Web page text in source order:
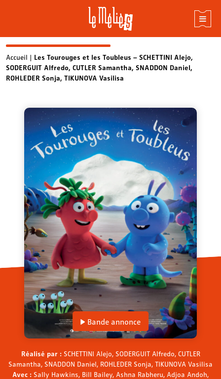
Skip
to
content
Accueil | Les Tourouges et les Toubleus – SCHETTINI Alejo,
SODERGUIT Alfredo, CUTLER Samantha, SNADDON Daniel,
ROHLEDER Sonja, TIKUNOVA Vasilisa
Bande annonce
Réalisé par : SCHETTINI Alejo, SODERGUIT Alfredo, CUTLER
Samantha, SNADDON Daniel, ROHLEDER Sonja, TIKUNOVA Vasilisa
Avec : Sally Hawkins, Bill Bailey, Ashna Rabheru, Adjoa Andoh,